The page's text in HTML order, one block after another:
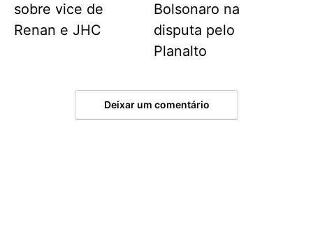
sobre vice de
Renan e JHC
Bolsonaro na
disputa pelo
Planalto
Deixar um comentário